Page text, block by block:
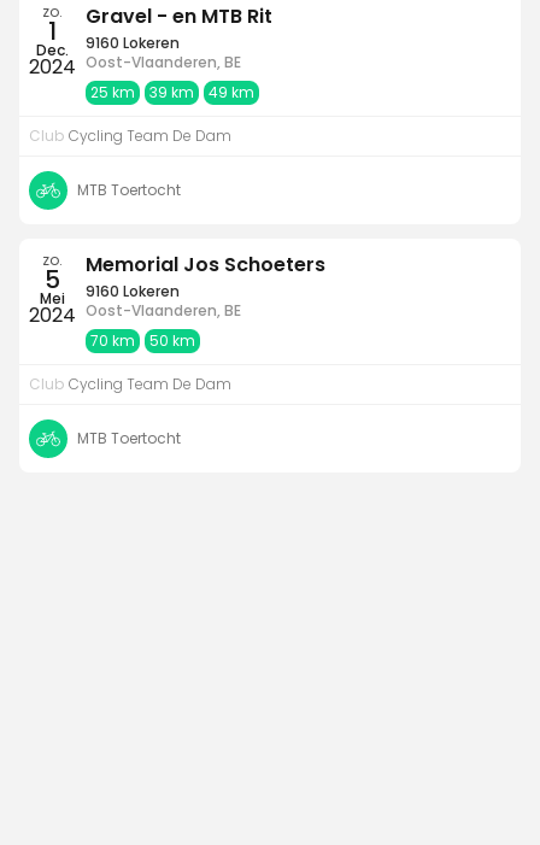
zo.
1
Dec.
2024
Gravel - en MTB Rit
9160 Lokeren
Oost-Vlaanderen, BE
25 km
39 km 49 km
Club Cycling Team De Dam
MTB Toertocht
zo.
5
Mei
2024
Memorial Jos Schoeters
9160 Lokeren
Oost-Vlaanderen, BE
70 km
50 km
Club Cycling Team De Dam
MTB Toertocht